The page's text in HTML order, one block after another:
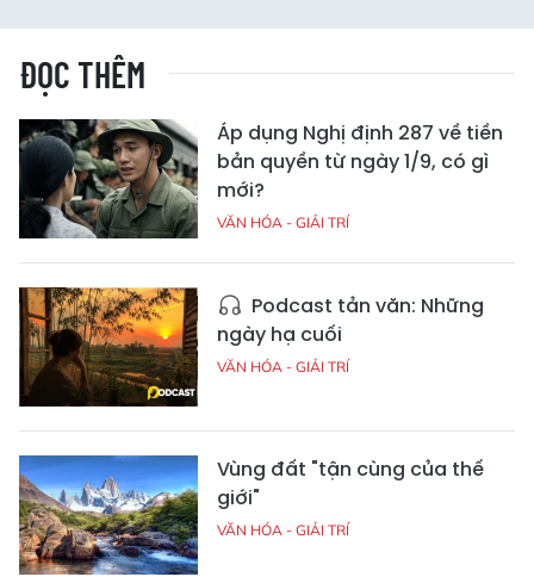
ĐỌC THÊM
Áp dụng Nghị định 287 về tiền
bản quyền từ ngày 1/9, có gì
mới?
VĂN HÓA - GIẢI TRÍ
Podcast tản văn: Những
ngày hạ cuối
VĂN HÓA - GIẢI TRÍ
Vùng đất "tận cùng của thế
giới"
VĂN HÓA - GIẢI TRÍ